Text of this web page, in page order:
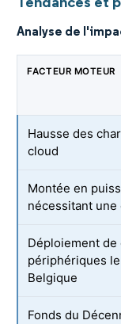
Analyse de
FACTEUR MOTEUR
Hausse des
cloud
Montée en
nécessitant une
Déploiement
périphériques
Belgique
Fonds du